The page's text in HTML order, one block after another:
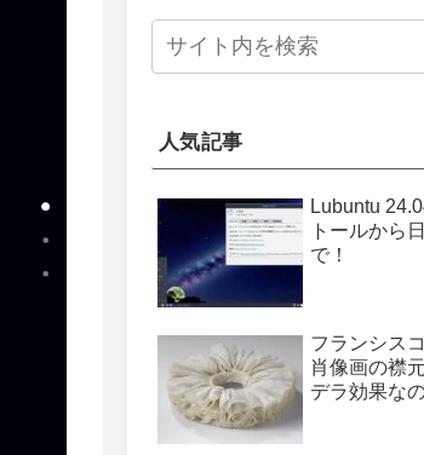
人気記事
Lubuntu
トールから
で！
フランシス
肖像画の襟
デラ効果な